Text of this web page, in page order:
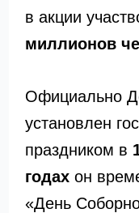
в акции
миллионов
Официально
установлен
праздником в
годахон
«День